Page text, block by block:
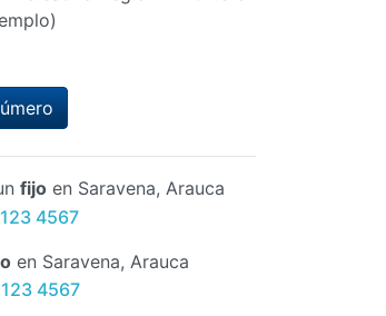
fijo en Saravena, Arauca
4567
en Saravena, Arauca
4567